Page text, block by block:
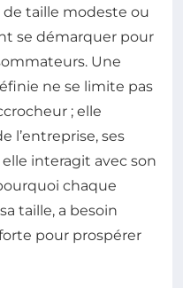
de taille modeste ou
se démarquer pour
Une
ne se limite pas
; elle
l’entreprise, ses
interagit avec son
chaque
taille, a besoin
pour prospérer